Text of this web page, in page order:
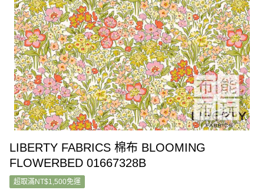
LIBERTY FABRICS 棉布 BLOOMING
FLOWERBED 01667328B
超取滿NT$1,500免運